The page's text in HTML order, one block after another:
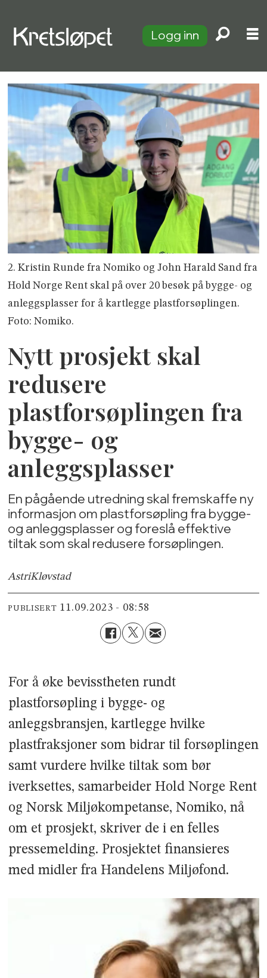
Logg inn
2. Kristin Runde fra Nomiko og John Harald Sand fra
Hold Norge Rent skal på over 20 besøk på bygge- og
anleggsplasser for å kartlegge plastforsøplingen.
Foto: Nomiko.
Nytt prosjekt skal
redusere
plastforsøplingen fra
bygge- og
anleggsplasser
En pågående utredning skal fremskaffe ny
informasjon om plastforsøpling fra bygge-
og anleggsplasser og foreslå effektive
tiltak som skal redusere forsøplingen.
AstriKløvstad
PUBLISERT 11.09.2023 - 08:58
For å øke bevisstheten rundt
plastforsøpling i bygge- og
anleggsbransjen, kartlegge hvilke
plastfraksjoner som bidrar til forsøplingen
samt vurdere hvilke tiltak som bør
iverksettes, samarbeider Hold Norge Rent
og Norsk Miljøkompetanse, Nomiko, nå
om et prosjekt, skriver de i en felles
pressemelding. Prosjektet finansieres
med midler fra Handelens Miljøfond.